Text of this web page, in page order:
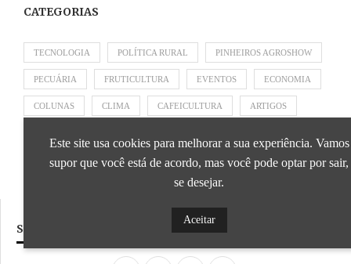
CATEGORIAS
TECNOLOGIA POLÍTICA RURAL PINHEIROS AGROSHOW
PECUÁRIA FRUTICULTURA EVENTOS ECONOMIA
COLUNAS CLIMA CAFEICULTURA ARTIGOS
APRESENTADO POR BRAPEX
SIGA NOSSAS REDES SOCIAIS
Este site usa cookies para melhorar a sua experiência. Vamos
supor que você está de acordo, mas você pode optar por sair,
se desejar.
Aceitar